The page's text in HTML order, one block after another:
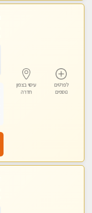
לפרטים
נוספים
עיסוי בצפון
חדרה